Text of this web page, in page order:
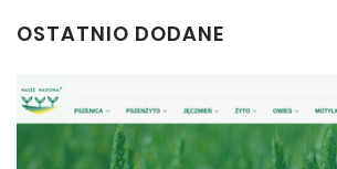
OSTATNIO DODANE